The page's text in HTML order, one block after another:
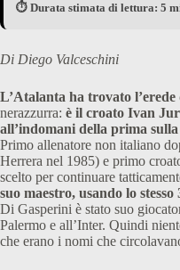
⏱️ Durata stimata di lettura: 5
Di Diego Valceschini
L’Atalanta ha trovato
nerazzurra: è il croato Ivan
all’indomani della prima
Primo allenatore non italiano
Herrera nel 1985) e primo
scelto per continuare
suo maestro, usando lo
Di Gasperini è stato suo
Palermo e all’Inter. Quindi
che erano i nomi che